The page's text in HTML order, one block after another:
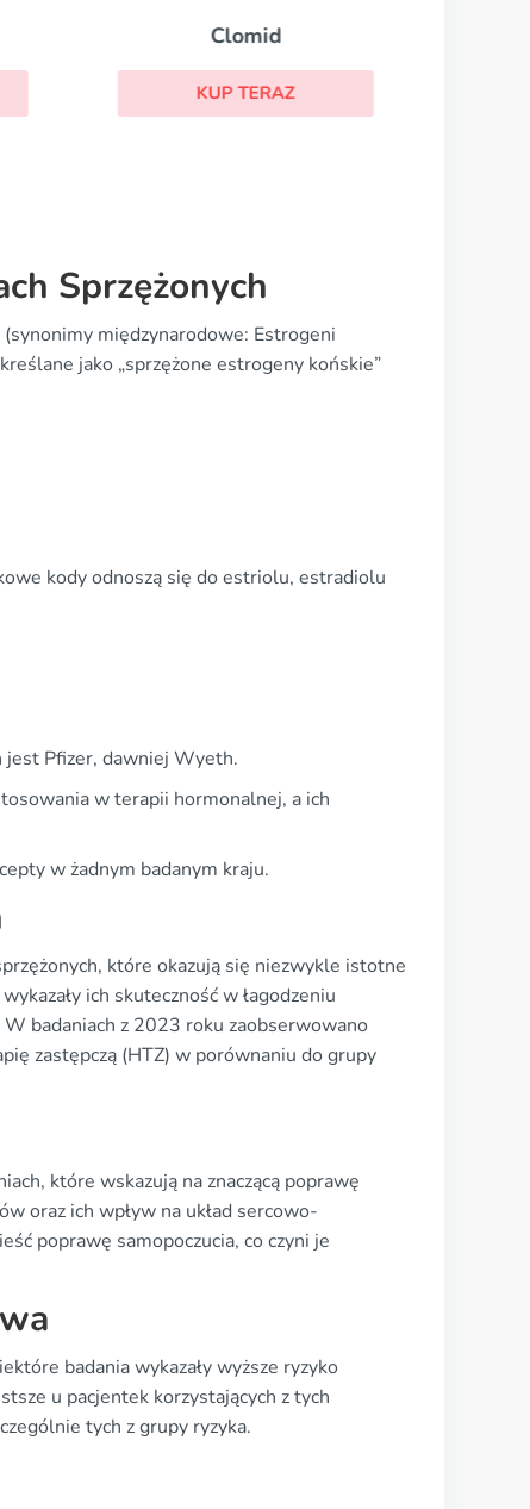
Clomid
KUP TERAZ
Sprzężonych
międzynarodowe: Estrogeni
jako „sprzężone estrogeny końskie”
kody odnoszą się do estriolu, estradiolu
jest Pfizer, dawniej Wyeth.
w terapii hormonalnej, a ich
w żadnym badanym kraju.
które okazują się niezwykle istotne
ich skuteczność w łagodzeniu
W badaniach z 2023 roku zaobserwowano
zastępczą (HTZ) w porównaniu do grupy
które wskazują na znaczącą poprawę
oraz ich wpływ na układ sercowo-
poprawę samopoczucia, co czyni je
badania wykazały wyższe ryzyko
u pacjentek korzystających z tych
tych z grupy ryzyka.